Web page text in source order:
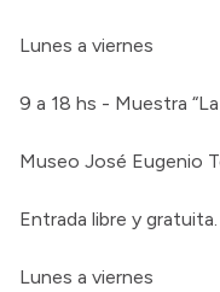
Lunes a viernes
9 a 18 hs - Muestra
Museo José Eugenio
Entrada libre y gratuita.
Lunes a viernes